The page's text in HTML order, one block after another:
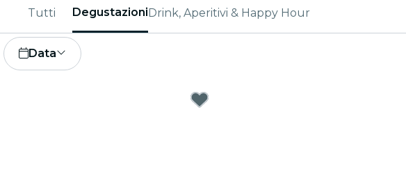
Tutti DegustazioniDrink, Aperitivi & Happy Hour
Data